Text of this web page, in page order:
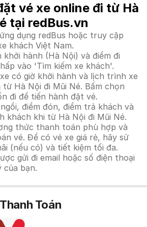
vé xe online đi từ Hà
tại redBus.vn
dụng redBus hoặc truy cập
khách Việt Nam.
khởi hành (Hà Nội) và điểm đi
vào 'Tìm kiếm xe khách'.
có giờ khởi hành và lịch trình xe
Hà Nội đi Mũi Né. Bấm chọn
đi để tiến hành đặt vé.
điểm đón, điểm trả khách và
khách khi từ Hà Nội đi Mũi Né.
thức thanh toán phù hợp và
vé. Để có vé xe giá rẻ, hãy sử
(nếu có) và tiết kiệm tối đa.
gửi đi email hoặc số điện thoại
của bạn.
Toán